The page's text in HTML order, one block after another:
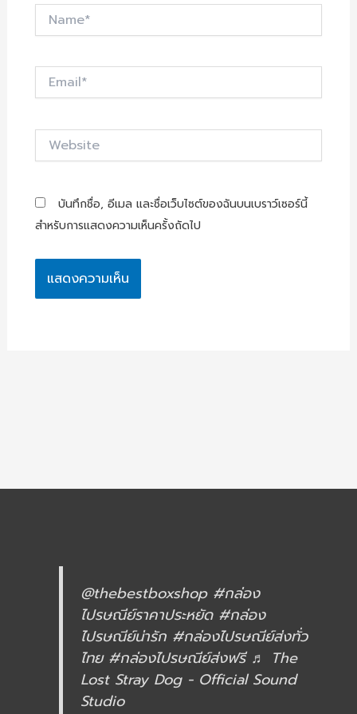
Name*
Email*
Website
บันทึกชื่อ, อีเมล และชื่อเว็บไซต์ของฉันบนเบราว์เซอร์นี้
สำหรับการแสดงความเห็นครั้งถัดไป
@thebestboxshop #กล่อง
ไปรษณีย์ราคาประหยัด #กล่อง
ไปรษณีย์น่ารัก #กล่องไปรษณีย์ส่งทั่ว
ไทย #กล่องไปรษณีย์ส่งฟรี ♬ The
Lost Stray Dog - Official Sound
Studio